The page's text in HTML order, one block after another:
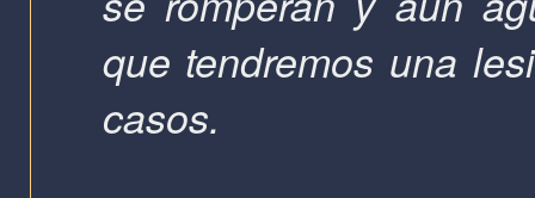
que tendremos una
casos.